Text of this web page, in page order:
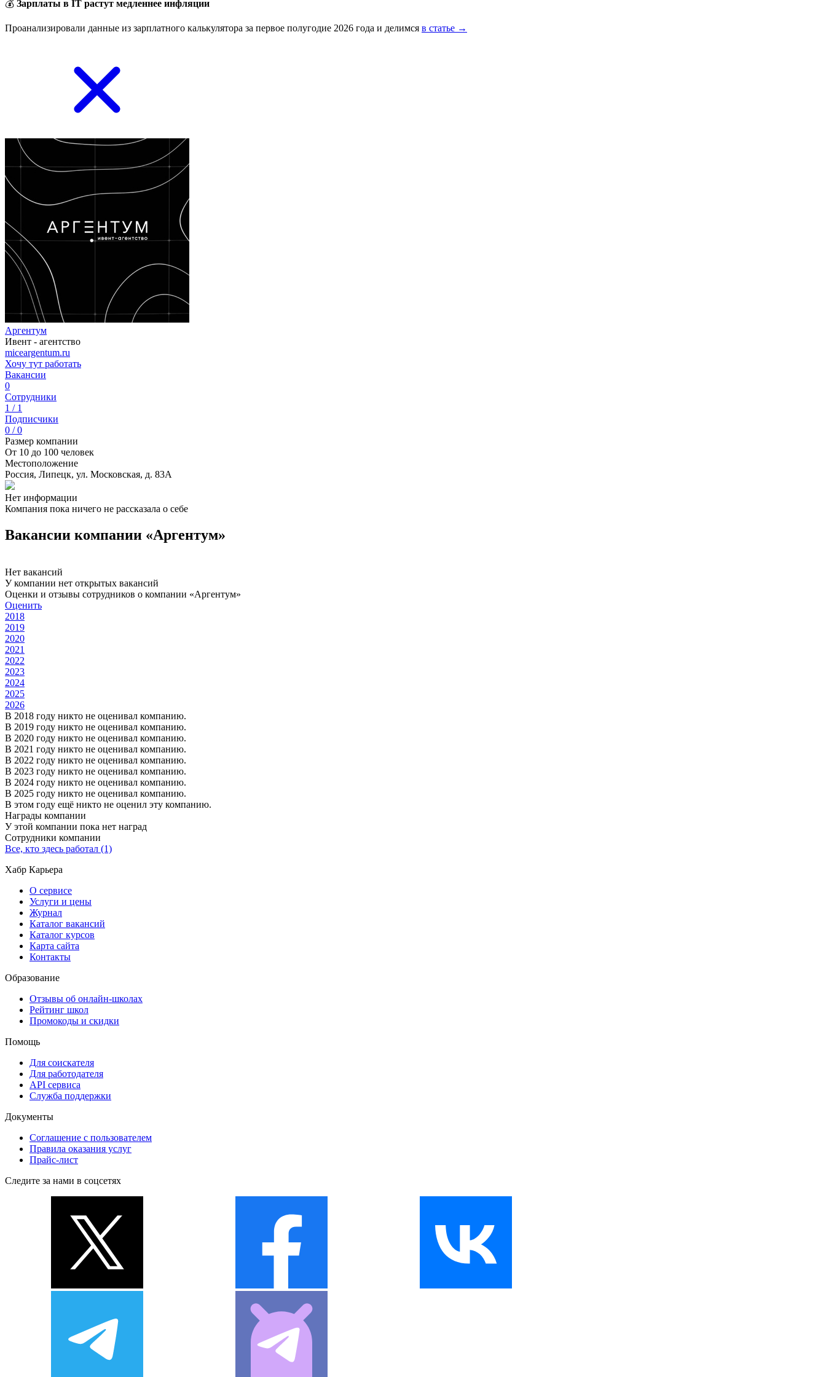
💰 Зарплаты в IT растут медленнее инфляции
Проанализировали данные из зарплатного калькулятора за первое полугодие 2026 года и делимся в статье →
Аргентум
Ивент - агентство
miceargentum.ru
Хочу тут работать
Вакансии
0
Сотрудники
1 / 1
Подписчики
0 / 0
Размер компании
От 10 до 100 человек
Местоположение
Россия, Липецк, ул. Московская, д. 83А
Нет информации
Компания пока ничего не рассказала о себе
Вакансии компании «Аргентум»
Нет вакансий
У компании нет открытых вакансий
Оценки и отзывы сотрудников о компании «Аргентум»
Оценить
2018
2019
2020
2021
2022
2023
2024
2025
2026
В 2018 году никто не оценивал компанию.
В 2019 году никто не оценивал компанию.
В 2020 году никто не оценивал компанию.
В 2021 году никто не оценивал компанию.
В 2022 году никто не оценивал компанию.
В 2023 году никто не оценивал компанию.
В 2024 году никто не оценивал компанию.
В 2025 году никто не оценивал компанию.
В этом году ещё никто не оценил эту компанию.
Награды компании
У этой компании пока нет наград
Сотрудники компании
Все, кто здесь работал (1)
Хабр Карьера
О сервисе
Услуги и цены
Журнал
Каталог вакансий
Каталог курсов
Карта сайта
Контакты
Образование
Отзывы об онлайн-школах
Рейтинг школ
Промокоды и скидки
Помощь
Для соискателя
Для работодателя
API сервиса
Служба поддержки
Документы
Соглашение с пользователем
Правила оказания услуг
Прайс-лист
Следите за нами в соцсетях